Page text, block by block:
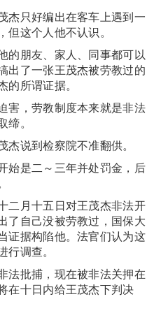
杰只好编出在客车上遇到一
这个人他不认识。
的朋友、家人、同事都可以
出了一张王茂杰被劳教过的
所谓证据。
害，劳教制度本来就是非法
。
说到检察院不准翻供。
始是二～三年并处罚金，后
二月十五日对王茂杰非法开
了自己没被劳教过，国保大
证据构陷他。法官们认为这
调查。
法批捕，现在被非法关押在
在十日内给王茂杰下判决